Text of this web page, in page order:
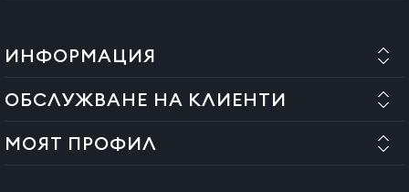
ИНФОРМАЦИЯ
ОБСЛУЖВАНЕ НА КЛИЕНТИ
МОЯТ ПРОФИЛ